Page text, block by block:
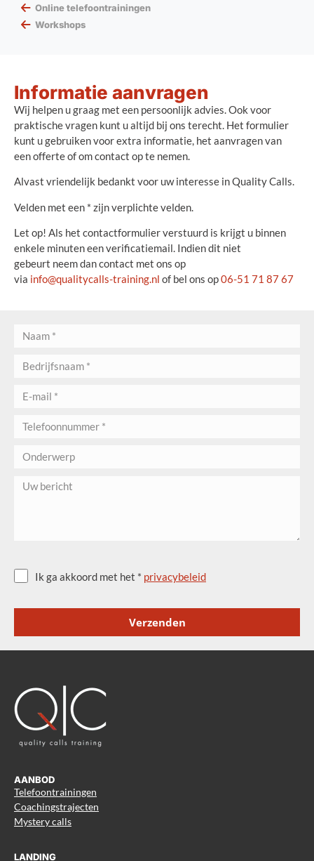
Online telefoontrainingen
Workshops
Informatie aanvragen
Wij helpen u graag met een persoonlijk advies. Ook voor
praktische vragen kunt u altijd bij ons terecht. Het formulier
kunt u gebruiken voor extra informatie, het aanvragen van
een offerte of om contact op te nemen.
Alvast vriendelijk bedankt voor uw interesse in Quality Calls.
Velden met een * zijn verplichte velden.
Let op! Als het contactformulier verstuurd is krijgt u binnen
enkele minuten een verificatiemail. Indien dit niet
gebeurt neem dan contact met ons op
via info@qualitycalls-training.nl of bel ons op06-51 71 87 67
Ik ga akkoord met het * privacybeleid
Verzenden
AANBOD
Telefoontrainingen
Coachingstrajecten
Mystery calls
LANDING